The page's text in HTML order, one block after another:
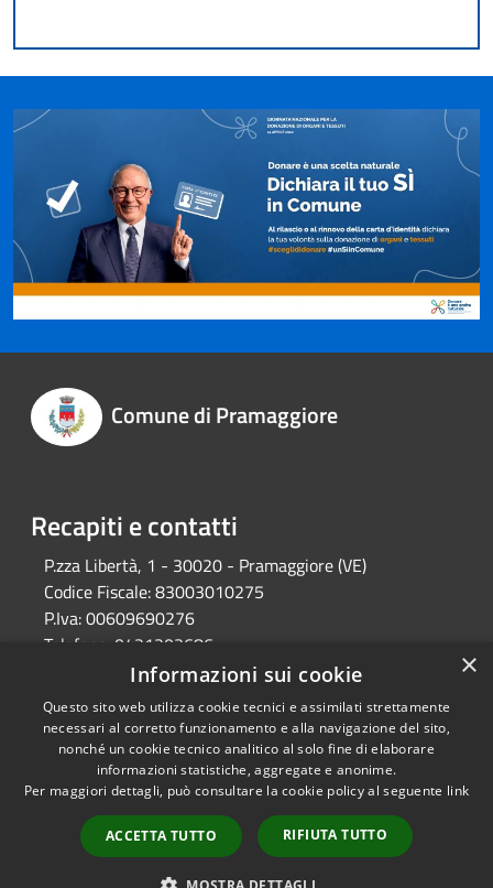
Comune di Pramaggiore
Recapiti e contatti
P.zza Libertà, 1 - 30020 - Pramaggiore (VE)
Codice Fiscale:83003010275
P.Iva:00609690276
Telefono: 0421203686
protocollo@comune.pramaggiore.ve.it
Pec:
protocollo.comune.pramaggiore.ve@pecveneto.it
Accessibilità
Copyright © 2026 • Comune di
Pramaggiore • Powered by
Municipium•
Accesso
redazione
×
Informazioni sui cookie
Questo sito web utilizza cookie tecnici e assimilati strettamente
necessari al corretto funzionamento e alla navigazione del sito,
nonché un cookie tecnico analitico al solo fine di elaborare
informazioni statistiche, aggregate e anonime.
Per maggiori dettagli, può consultare la cookie policy al seguente link
ACCETTA TUTTO RIFIUTA TUTTO